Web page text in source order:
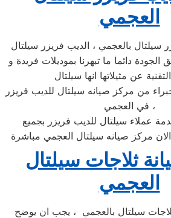
العجمي
سيلتال بالعجمي ، الديب فريزر سيلتال
دائما ما تبهرنا بموديلات فريدة و
من مركز صيانه سيلتال للديب فريزر
في العجمي ،
عملاء سيلتال للديب فريزر بجميع
ثلاجات سيلتال
العجمي
سيلتال بالعجمي ، يجب ان يوضح